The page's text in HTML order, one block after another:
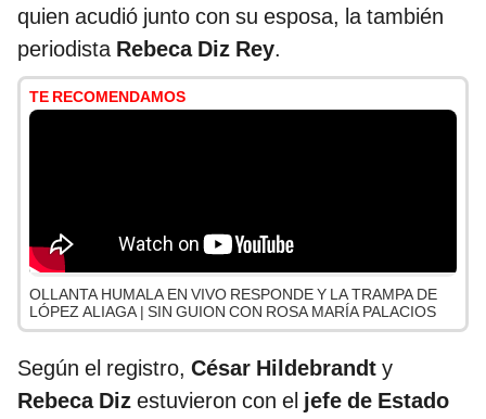
quien acudió junto con su esposa, la también
periodista Rebeca Diz Rey.
TE RECOMENDAMOS
OLLANTA HUMALA EN VIVO RESPONDE Y LA TRAMPA DE
LÓPEZ ALIAGA | SIN GUION CON ROSA MARÍA PALACIOS
Según el registro, César Hildebrandt y
Rebeca Diz estuvieron con el jefe de Estado